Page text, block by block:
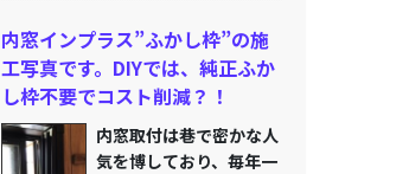
内窓インプラス”ふかし枠”の施
工写真です。DIYでは、純正ふか
し枠不要でコスト削減？！
内窓取付は巷で密かな人
気を博しており、毎年一